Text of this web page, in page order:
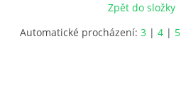
Zpět do složky
Automatické procházení: 3 | 4 | 5